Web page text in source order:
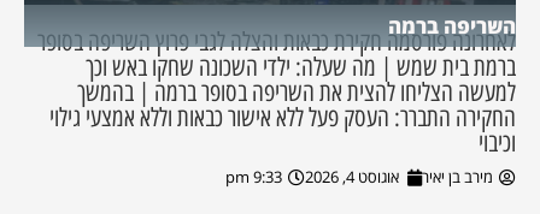
השריפה ברמה
לאחרונה פורסמה חקירת כבאות והצלה לגבי פרוץ השריפה בסופר
ברמת בית שמש | מה שעלה: ילדי השכונה שחקו באש וכך
למעשה הצליחו להצית את השריפה בסופר ברמה | בהמשך
החקירה התברר: העסק פעל ללא אישור כבאות וללא אמצעי גילוי
וכיבוי
מירב בן יאיר אוגוסט 4, 2026 9:33 pm